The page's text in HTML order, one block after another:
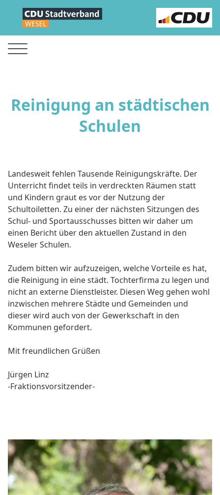
Reinigung an städtischen
Schulen
Landesweit fehlen Tausende Reinigungskräfte. Der
Unterricht findet teils in verdreckten Räumen statt
und Kindern graut es vor der Nutzung der
Schultoiletten. Zu einer der nächsten Sitzungen des
Schul- und Sportausschusses bitten wir daher um
einen Bericht über den aktuellen Zustand in den
Weseler Schulen.
Zudem bitten wir aufzuzeigen, welche Vorteile es hat,
die Reinigung in eine städt. Tochterfirma zu legen und
nicht an externe Dienstleister. Diesen Weg gehen wohl
inzwischen mehrere Städte und Gemeinden und
dieser wird auch von der Gewerkschaft in den
Kommunen gefordert.
Mit freundlichen Grüßen
Jürgen Linz
-Fraktionsvorsitzender-